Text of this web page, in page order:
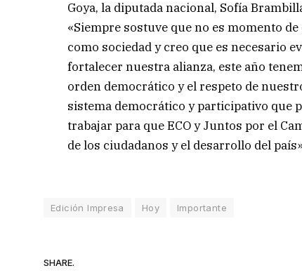
Goya, la diputada nacional, Sofía
«Siempre sostuve que no es momento
como sociedad y creo que es necesario
fortalecer nuestra alianza, este año
orden democrático y el respeto de
sistema democrático y participativo que
trabajar para que ECO y Juntos por el
de los ciudadanos y el desarrollo del
Edición Impresa Hoy Importante
SHARE.